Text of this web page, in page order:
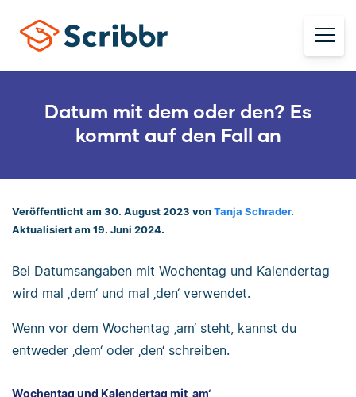
Datum mit dem oder den? Es
kommt auf den Fall an
Veröffentlicht am 30. August 2023 von Tanja Schrader.
Aktualisiert am 19. Juni 2024.
Bei Datumsangaben mit Wochentag und Kalendertag
wird mal ‚dem‘ und mal ‚den‘ verwendet.
Wenn vor dem Wochentag ‚am‘ steht, kannst du
entweder ‚dem‘ oder ‚den‘ schreiben.
Wochentag und Kalendertag mit ‚am‘